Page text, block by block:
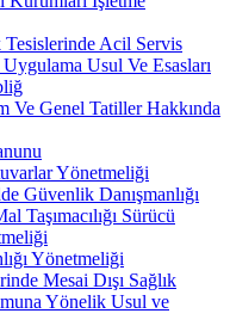
Tesislerinde Acil Servis
Usul Ve Esasları
Ve Genel Tatiller Hakkında
Yönetmeliği
Güvenlik Danışmanlığı
Taşımacılığı Sürücü
Yönetmeliği
Mesai Dışı Sağlık
Yönelik Usul ve